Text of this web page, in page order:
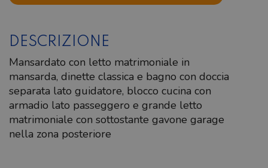
DESCRIZIONE
Mansardato con letto matrimoniale in
mansarda, dinette classica e bagno con doccia
separata lato guidatore, blocco cucina con
armadio lato passeggero e grande letto
matrimoniale con sottostante gavone garage
nella zona posteriore